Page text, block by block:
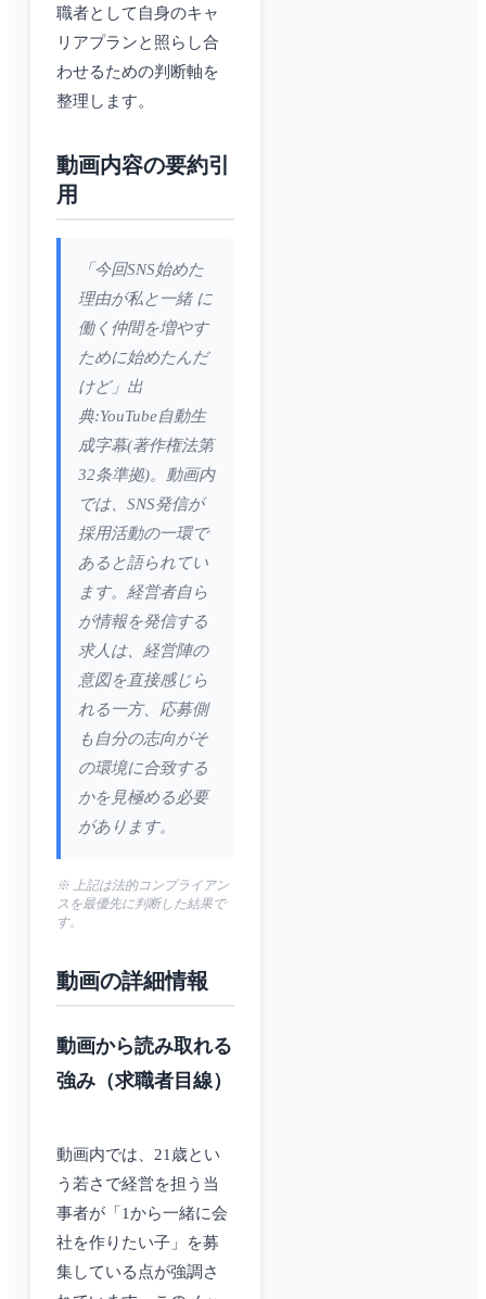
職者として自身のキャ
リアプランと照らし合
わせるための判断軸を
整理します。
動画内容の要約引
用
「今回SNS始めた
理由が私と一緒 に
働く仲間を増やす
ために始めたんだ
けど」出
典:YouTube自動生
成字幕(著作権法第
32条準拠)。動画内
では、SNS発信が
採用活動の一環で
あると語られてい
ます。経営者自ら
が情報を発信する
求人は、経営陣の
意図を直接感じら
れる一方、応募側
も自分の志向がそ
の環境に合致する
かを見極める必要
があります。
※ 上記は法的コンプライアン
スを最優先に判断した結果で
す。
動画の詳細情報
動画から読み取れる
強み（求職者目線）
動画内では、21歳とい
う若さで経営を担う当
事者が「1から一緒に会
社を作りたい子」を募
集している点が強調さ